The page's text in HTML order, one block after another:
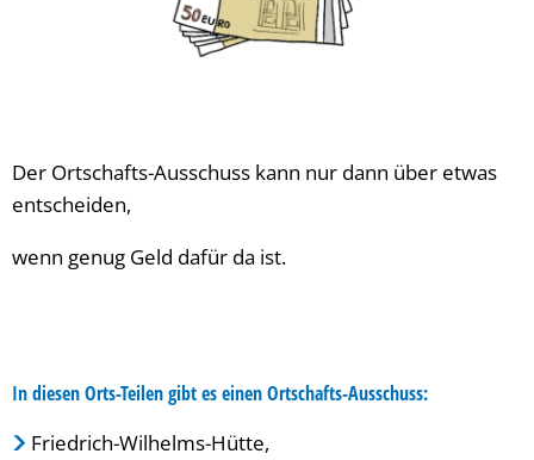
Der Ortschafts-Ausschuss kann nur dann über etwas
entscheiden,
wenn genug Geld dafür da ist.
In diesen Orts-Teilen gibt es einen Ortschafts-Ausschuss:
Friedrich-Wilhelms-Hütte,